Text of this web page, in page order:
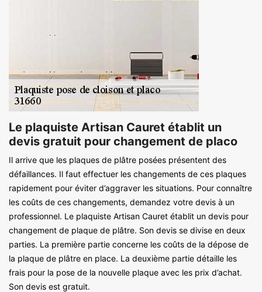
Le plaquiste Artisan Cauret établit un
devis gratuit pour changement de placo
Il arrive que les plaques de plâtre posées présentent des
défaillances. Il faut effectuer les changements de ces plaques
rapidement pour éviter d’aggraver les situations. Pour connaître
les coûts de ces changements, demandez votre devis à un
professionnel. Le plaquiste Artisan Cauret établit un devis pour
changement de plaque de plâtre. Son devis se divise en deux
parties. La première partie concerne les coûts de la dépose de
la plaque de plâtre en place. La deuxième partie détaille les
frais pour la pose de la nouvelle plaque avec les prix d’achat.
Son devis est gratuit.